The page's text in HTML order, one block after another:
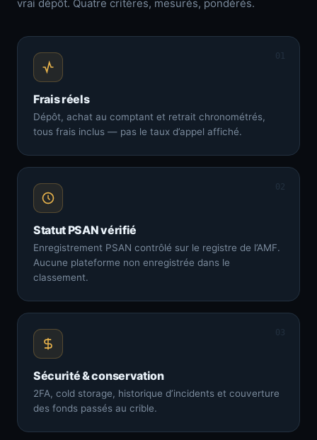
vrai dépôt. Quatre critères, mesurés, pondérés.
01
Frais réels
Dépôt, achat au comptant et retrait chronométrés,
tous frais inclus — pas le taux d’appel affiché.
02
Statut PSAN vérifié
Enregistrement PSAN contrôlé sur le registre de l’AMF.
Aucune plateforme non enregistrée dans le
classement.
03
Sécurité & conservation
2FA, cold storage, historique d’incidents et couverture
des fonds passés au crible.